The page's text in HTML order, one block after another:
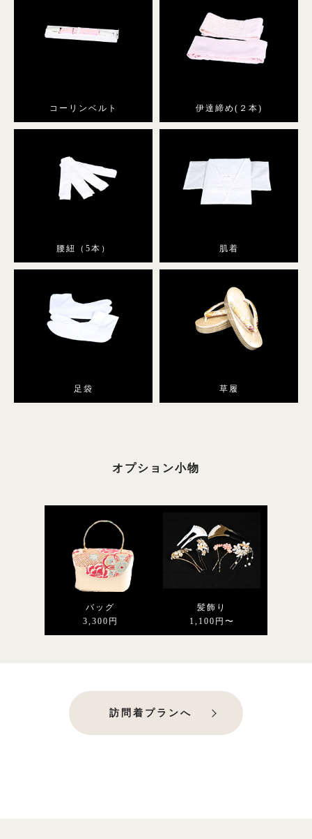
コーリンベルト 伊達締め(２本)
腰紐（5本） 肌着
足袋 草履
オプション小物
バッグ
3,300円
髪飾り
1,100円〜
訪問着プランへ